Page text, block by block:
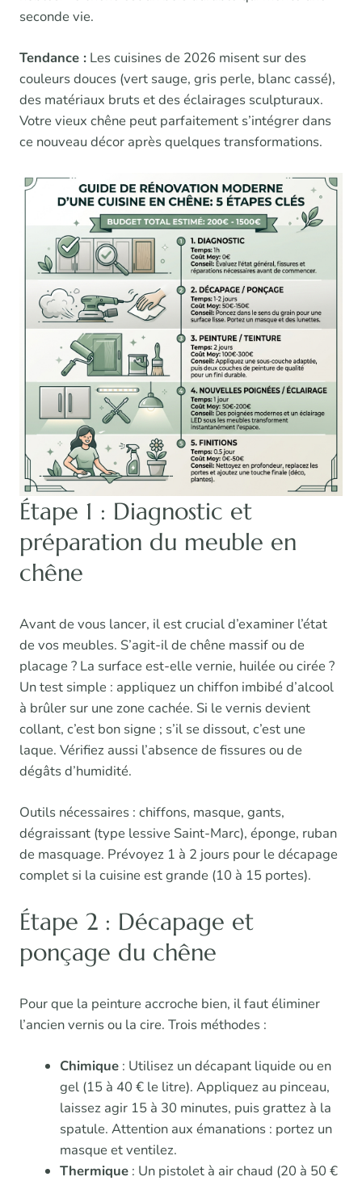
seconde vie.
Tendance : Les cuisines de 2026 misent sur des
couleurs douces (vert sauge, gris perle, blanc cassé),
des matériaux bruts et des éclairages sculpturaux.
Votre vieux chêne peut parfaitement s’intégrer dans
ce nouveau décor après quelques transformations.
Étape 1 : Diagnostic et
préparation du meuble en
chêne
Avant de vous lancer, il est crucial d’examiner l’état
de vos meubles. S’agit-il de chêne massif ou de
placage ? La surface est-elle vernie, huilée ou cirée ?
Un test simple : appliquez un chiffon imbibé d’alcool
à brûler sur une zone cachée. Si le vernis devient
collant, c’est bon signe ; s’il se dissout, c’est une
laque. Vérifiez aussi l’absence de fissures ou de
dégâts d’humidité.
Outils nécessaires : chiffons, masque, gants,
dégraissant (type lessive Saint-Marc), éponge, ruban
de masquage. Prévoyez 1 à 2 jours pour le décapage
complet si la cuisine est grande (10 à 15 portes).
Étape 2 : Décapage et
ponçage du chêne
Pour que la peinture accroche bien, il faut éliminer
l’ancien vernis ou la cire. Trois méthodes :
Chimique: Utilisez un décapant liquide ou en
gel (15 à 40 € le litre). Appliquez au pinceau,
laissez agir 15 à 30 minutes, puis grattez à la
spatule. Attention aux émanations : portez un
masque et ventilez.
Thermique: Un pistolet à air chaud (20 à 50 €